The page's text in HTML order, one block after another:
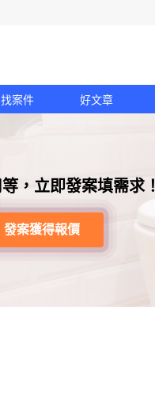
找案件 好文章
，立即發案填需求！
發案獲得報價